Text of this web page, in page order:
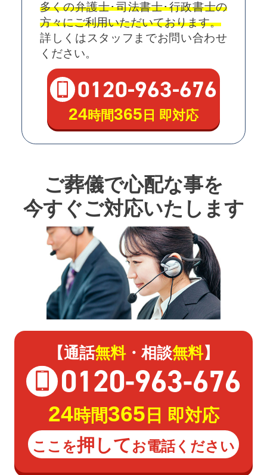
多くの弁護士･司法書士･行政書士の
方々にご利用いただいております。
詳しくはスタッフまでお問い合わせ
ください。
0120-963-676
24時間365 日 即対応
ご葬儀で心配な事を
今すぐご対応いたします
【通話無料・相談無料】
0120-963-676
24時間365 日 即対応
ここを押してお電話ください